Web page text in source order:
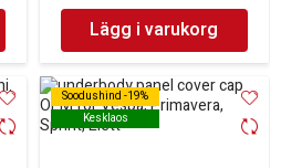
Lägg i varukorg
Soodushind -19%
Kesklaos
Soodushind -19%
Kesklaos